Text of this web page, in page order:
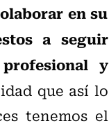
en su
a seguir
y
que así lo
tenemos el